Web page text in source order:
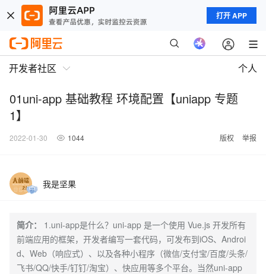
打开 APP
开发者社区 个人
01uni-app 基础教程 环境配置【uniapp 专题
1】
2022-01-30 1044 版权 举报
我是坚果
简介：
1.uni-app是什么？uni-app 是一个使用 Vue.js 开发所有
前端应用的框架，开发者编写一套代码，可发布到iOS、Androi
d、Web（响应式）、以及各种小程序（微信/支付宝/百度/头条/
飞书/QQ/快手/钉钉/淘宝）、快应用等多个平台。当然uni-app